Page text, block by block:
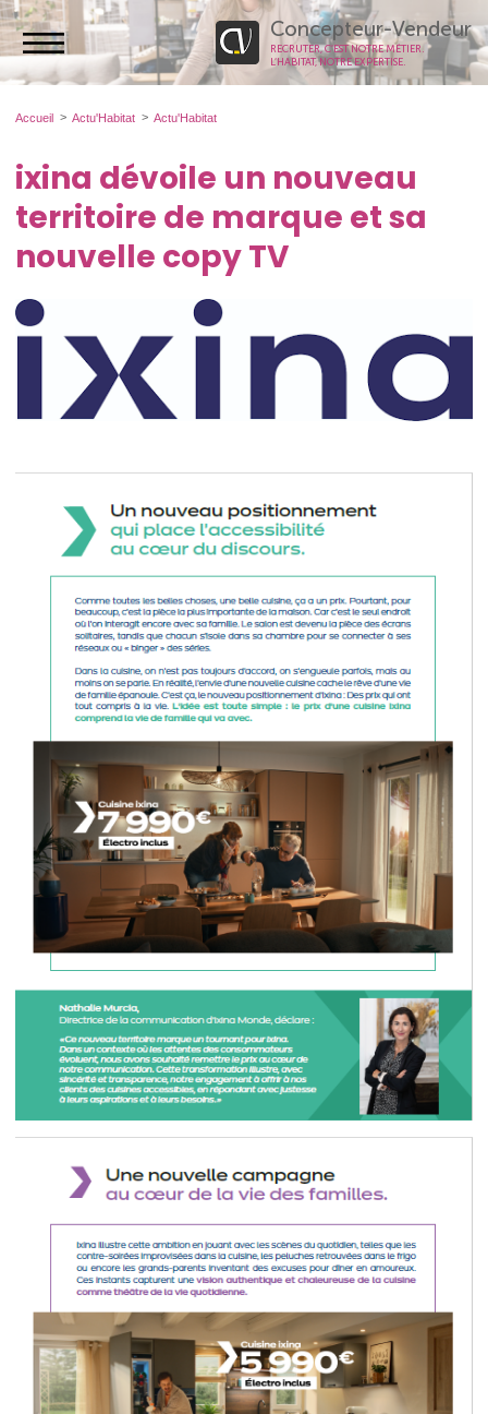
Concepteur-Vendeur
RECRUTER, C’EST NOTRE MÉTIER.
L’HABITAT, NOTRE EXPERTISE.
Accueil Actu'Habitat Actu'Habitat
ixina dévoile un nouveau
territoire de marque et sa
nouvelle copy TV